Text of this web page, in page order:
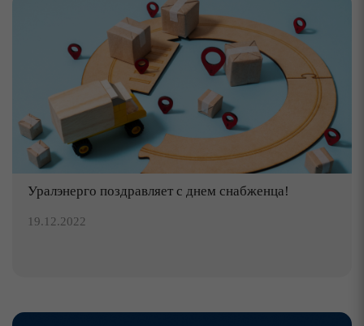
Уралэнерго поздравляет с днем снабженца!
19.12.2022